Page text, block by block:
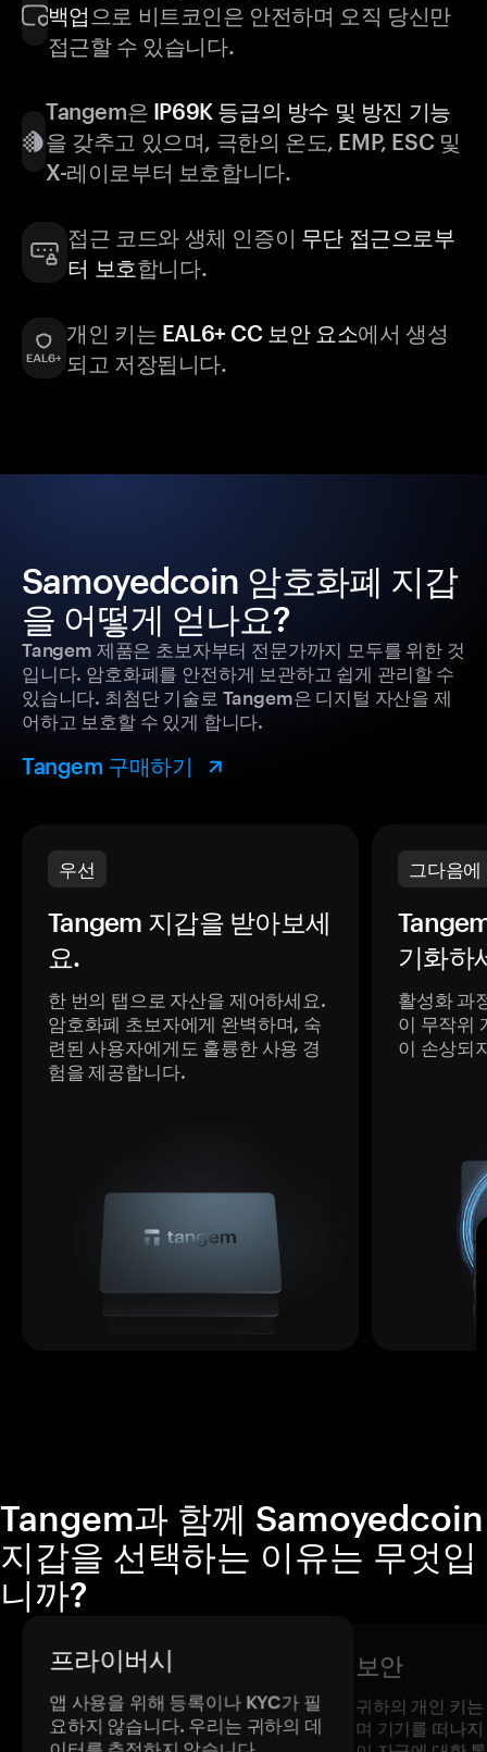
백업 으로 비트코인은 안전하며 오직 당신만
접근할 수 있습니다.
Tangem은 IP69K 등급의 방수 및 방진 기능
을 갖추고 있으며, 극한의 온도, EMP, ESC 및
X-레이로부터 보호합니다.
접근 코드와 생체 인증이 무단 접근으로부
터 보호합니다.
개인 키는 EAL6+ CC 보안 요소에서 생성
되고 저장됩니다.
Samoyedcoin 암호화폐 지갑
을 어떻게 얻나요?
Tangem 제품은 초보자부터 전문가까지 모두를 위한 것
입니다. 암호화폐를 안전하게 보관하고 쉽게 관리할 수
있습니다. 최첨단 기술로 Tangem은 디지털 자산을 제
어하고 보호할 수 있게 합니다.
Tangem 구매하기
우선
Tangem 지갑을 받아보세
요.
한 번의 탭으로 자산을 제어하세요.
암호화폐 초보자에게 완벽하며, 숙
련된 사용자에게도 훌륭한 사용 경
험을 제공합니다.
그다음에
기화하
활성화 과
이 무작위
이 손상되
Tangem과 함께 Samoyedcoin
지갑을 선택하는 이유는 무엇입
니까?
프라이버시
앱 사용을 위해 등록이나 KYC가 필
요하지 않습니다. 우리는 귀하의 데
보안
귀하의 개인 키
며 기기를 떠나